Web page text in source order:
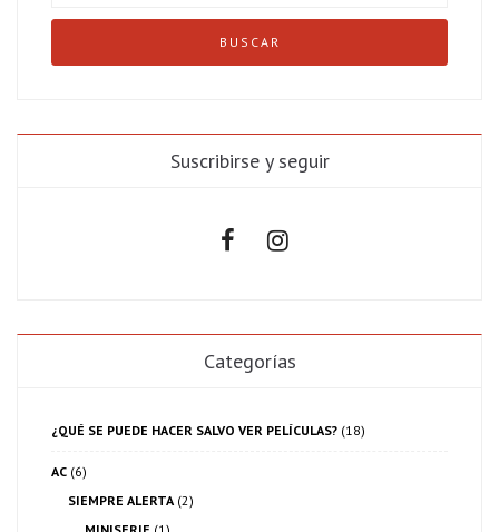
Suscribirse y seguir
Categorías
¿QUÉ SE PUEDE HACER SALVO VER PELÍCULAS? (18)
AC (6)
SIEMPRE ALERTA (2)